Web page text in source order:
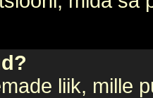
liik, mille